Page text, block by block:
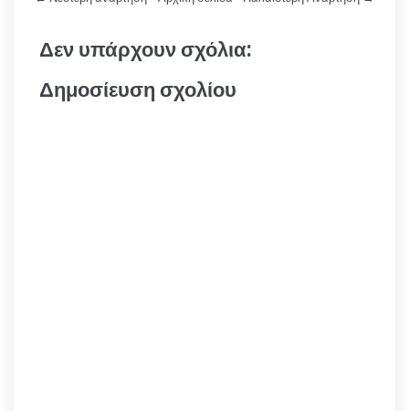
Δεν υπάρχουν σχόλια:
Δημοσίευση σχολίου